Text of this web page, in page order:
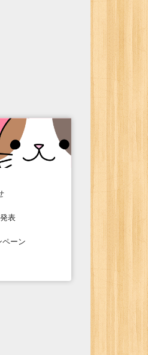
表
ペーン